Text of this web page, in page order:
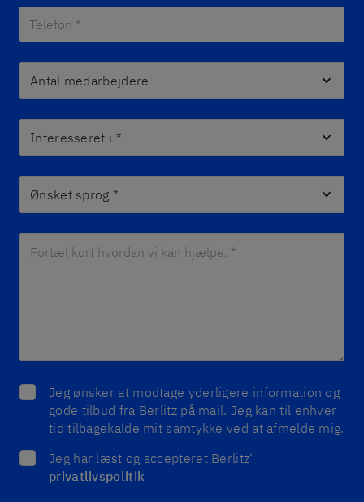
Jeg ønsker at modtage yderligere information og
gode tilbud fra Berlitz på mail. Jeg kan til enhver
tid tilbagekalde mit samtykke ved at afmelde mig.
Jeg har læst og accepteret Berlitz'
privatlivspolitik